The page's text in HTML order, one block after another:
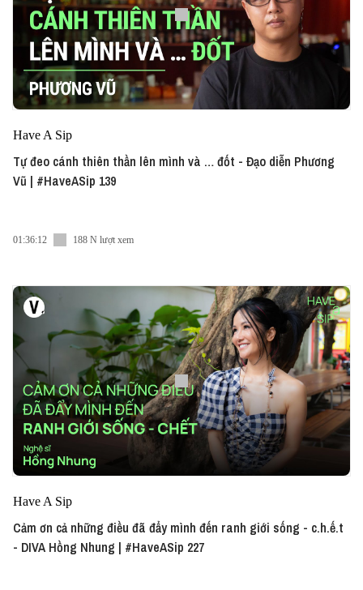
Have A Sip
Tự đeo cánh thiên thần lên mình và … đốt - Đạo diễn Phương
Vũ | #HaveASip 139
01:36:12 188 N lượt xem
Have A Sip
Cảm ơn cả những điều đã đẩy mình đến ranh giới sống - c.h.ế.t
- DIVA Hồng Nhung | #HaveASip 227